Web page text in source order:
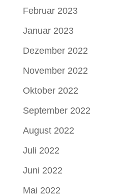
Februar 2023
Januar 2023
Dezember 2022
November 2022
Oktober 2022
September 2022
August 2022
Juli 2022
Juni 2022
Mai 2022